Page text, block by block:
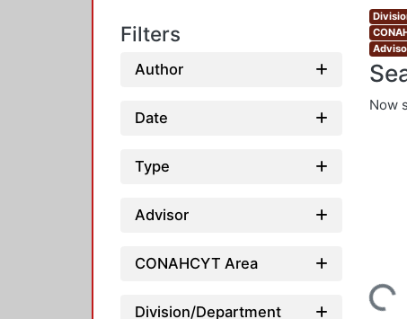
Filters
Author
Date
Type
Advisor
CONAHCYT Area
Division/Department
Now
Loading...